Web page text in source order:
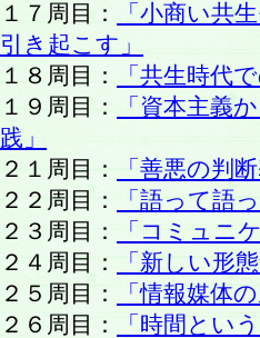
１７周目：
「小商い共
引き起こす」
１８周目：
「共生時代
１９周目：
「資本主義
践」
２１周目：
「善悪の判
２２周目：
「語って語
２３周目：
「コミュニ
２４周目：
「新しい形
２５周目：
「情報媒体
２６周目：
「時間とい